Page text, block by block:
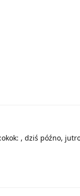
, dziś późno,